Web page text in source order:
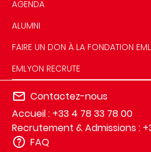
AGENDA
ALUMNI
FAIRE UN DON À LA FONDATION
EMLYON RECRUTE
Contactez-nous
Accueil : +33 4 78 33 78 00
Recrutement & Admissions :
FAQ